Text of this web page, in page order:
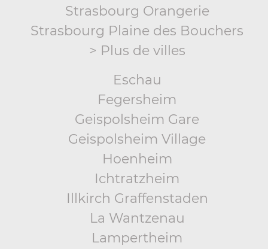
Strasbourg Orangerie
Strasbourg Plaine des Bouchers
> Plus de villes
Eschau
Fegersheim
Geispolsheim Gare
Geispolsheim Village
Hoenheim
Ichtratzheim
Illkirch Graffenstaden
La Wantzenau
Lampertheim